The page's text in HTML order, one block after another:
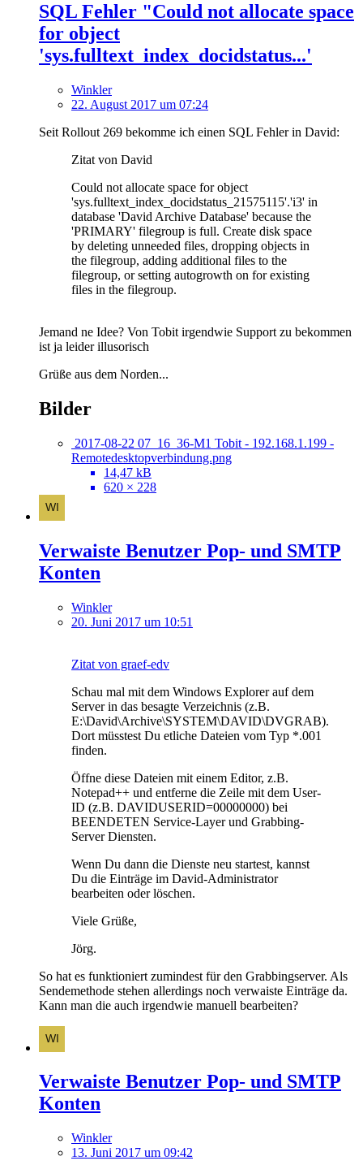
SQL Fehler "Could not allocate space
for object
'sys.fulltext_index_docidstatus...'
Winkler
22. August 2017 um 07:24
Seit Rollout 269 bekomme ich einen SQL Fehler in David:
Zitat von David
Could not allocate space for object
'sys.fulltext_index_docidstatus_21575115'.'i3' in
database 'David Archive Database' because the
'PRIMARY' filegroup is full. Create disk space
by deleting unneeded files, dropping objects in
the filegroup, adding additional files to the
filegroup, or setting autogrowth on for existing
files in the filegroup.
Jemand ne Idee? Von Tobit irgendwie Support zu bekommen
ist ja leider illusorisch
Grüße aus dem Norden...
Bilder
2017-08-22 07_16_36-M1 Tobit - 192.168.1.199 -
Remotedesktopverbindung.png
14,47 kB
620 × 228
Verwaiste Benutzer Pop- und SMTP
Konten
Winkler
20. Juni 2017 um 10:51
Zitat von graef-edv
Schau mal mit dem Windows Explorer auf dem
Server in das besagte Verzeichnis (z.B.
E:\David\Archive\SYSTEM\DAVID\DVGRAB).
Dort müsstest Du etliche Dateien vom Typ *.001
finden.
Öffne diese Dateien mit einem Editor, z.B.
Notepad++ und entferne die Zeile mit dem User-
ID (z.B. DAVIDUSERID=00000000) bei
BEENDETEN Service-Layer und Grabbing-
Server Diensten.
Wenn Du dann die Dienste neu startest, kannst
Du die Einträge im David-Administrator
bearbeiten oder löschen.
Viele Grüße,
Jörg.
So hat es funktioniert zumindest für den Grabbingserver. Als
Sendemethode stehen allerdings noch verwaiste Einträge da.
Kann man die auch irgendwie manuell bearbeiten?
Verwaiste Benutzer Pop- und SMTP
Konten
Winkler
13. Juni 2017 um 09:42